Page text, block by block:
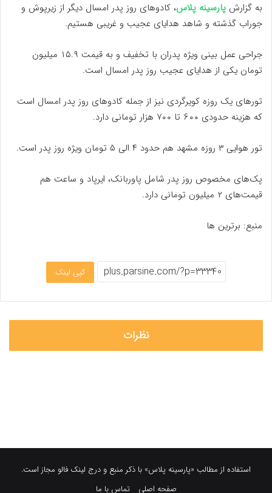
به گزارش پارسینه پلاس، کادوهای روز پدر امسال دیگر از زیرپوش و
جوراب گذشته و شاهد هدایای عجیب و غریبی هستیم.
جراحی عمل بینی ویژه پدران با تخفیف و به قیمت ۱۵.۹ میلیون
تومان یکی از هدایای عجیب روز پدر امسال است.
تورهای یک روزه کویرگردی نیز از جمله کادوهای روز پدر امسال است
که هزینه حدودی ۶۰۰ تا ۷۰۰ هزار تومانی دارد.
تور هوایی ۳ روزه مشهد هم حدود ۴ الی ۵ تومان ویژه روز پدر است.
پک‌های مخصوص روز پدر شامل پاوربانک، ایرپاد و ساعت هم
قیمت‌های ۲ میلیون تومانی دارد.
منبع: برترین ها
کپی لینک
نظرات
استفاده از مطالب «پارسینه پلاس» با ذکر منبع و درج لینک فالو مجاز است.
صفحه اصلی
تماس با ما